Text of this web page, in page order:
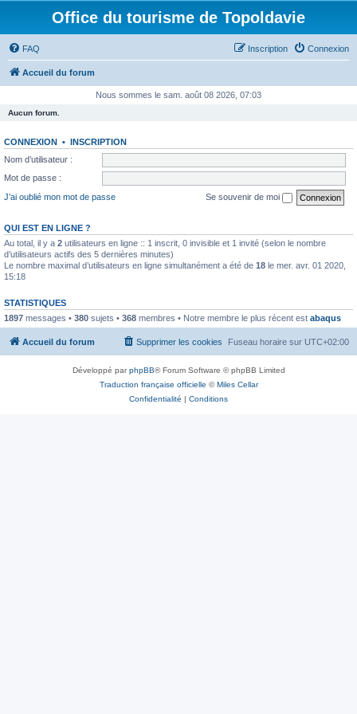
Office du tourisme de Topoldavie
FAQ Connexion
Inscription
Accueil du forum
Nous sommes le sam. août 08 2026, 07:03
Aucun forum.
CONNEXION • INSCRIPTION
Nom d’utilisateur :
Mot de passe :
J’ai oublié mon mot de passe
Se souvenir de moi
QUI EST EN LIGNE ?
Au total, il y a 2 utilisateurs en ligne :: 1 inscrit, 0 invisible et 1 invité (selon le nombre
d’utilisateurs actifs des 5 dernières minutes)
Le nombre maximal d’utilisateurs en ligne simultanément a été de 18 le mer. avr. 01 2020,
15:18
STATISTIQUES
1897 messages • 380 sujets • 368 membres • Notre membre le plus récent est abaqus
Accueil du forum Fuseau horaire sur UTC+02:00
Supprimer les cookies
Développé parphpBB® Forum Software © phpBB Limited
Traduction française officielle ©Miles Cellar
Confidentialité | Conditions